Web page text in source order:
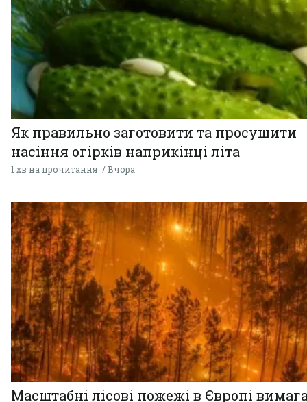
Як правильно заготовити та просушити
насіння огірків наприкінці літа
1 хв на прочитання Вчора
Масштабні лісові пожежі в Європі